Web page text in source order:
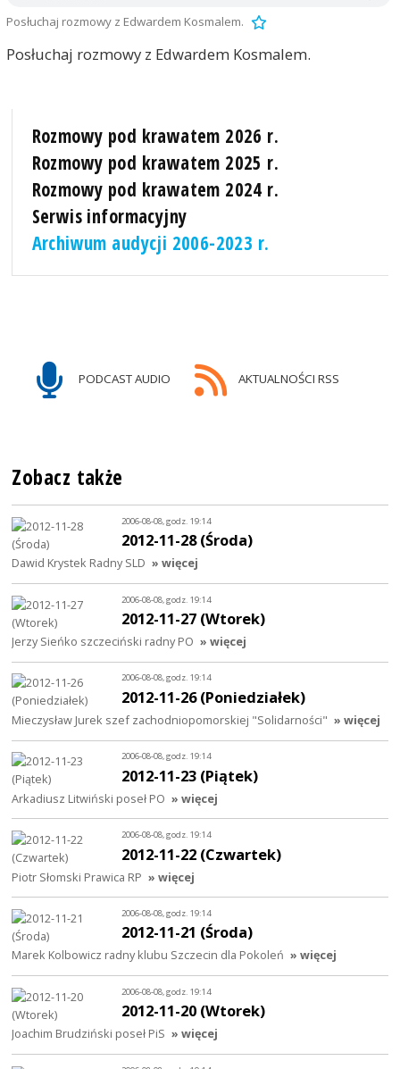
Posłuchaj rozmowy z Edwardem Kosmalem.
Posłuchaj rozmowy z Edwardem Kosmalem.
Rozmowy pod krawatem 2026 r.
Rozmowy pod krawatem 2025 r.
Rozmowy pod krawatem 2024 r.
Serwis informacyjny
Archiwum audycji 2006-2023 r.
PODCAST AUDIO AKTUALNOŚCI RSS
Zobacz także
2006-08-08, godz. 19:14
2012-11-28 (Środa)
Dawid Krystek Radny SLD » więcej
2006-08-08, godz. 19:14
2012-11-27 (Wtorek)
Jerzy Sieńko szczeciński radny PO » więcej
2006-08-08, godz. 19:14
2012-11-26 (Poniedziałek)
Mieczysław Jurek szef zachodniopomorskiej "Solidarności" » więcej
2006-08-08, godz. 19:14
2012-11-23 (Piątek)
Arkadiusz Litwiński poseł PO » więcej
2006-08-08, godz. 19:14
2012-11-22 (Czwartek)
Piotr Słomski Prawica RP » więcej
2006-08-08, godz. 19:14
2012-11-21 (Środa)
Marek Kolbowicz radny klubu Szczecin dla Pokoleń » więcej
2006-08-08, godz. 19:14
2012-11-20 (Wtorek)
Joachim Brudziński poseł PiS » więcej